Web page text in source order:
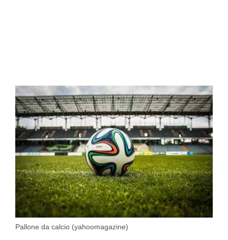
Pallone da calcio (yahoomagazine)